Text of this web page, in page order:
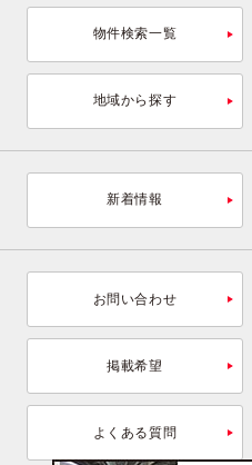
物件検索一覧
地域から探す
新着情報
お問い合わせ
掲載希望
よくある質問